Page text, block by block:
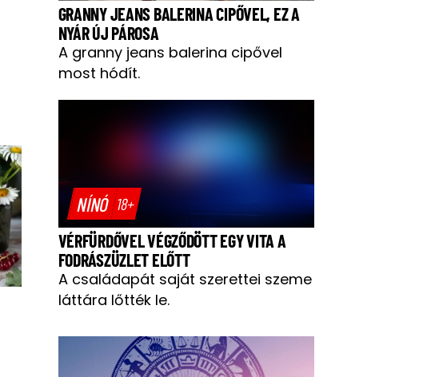
GRANNY JEANS BALERINA CIPŐVEL, EZ A
NYÁR ÚJ PÁROSA
A granny jeans balerina cipővel
most hódít.
NÍNÓ 18+
VÉRFÜRDŐVEL VÉGZŐDÖTT EGY VITA A
FODRÁSZÜZLET ELŐTT
A családapát saját szerettei szeme
láttára lőtték le.